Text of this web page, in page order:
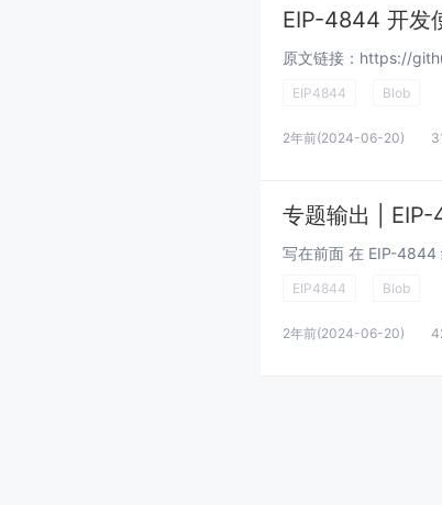
EIP-4844 开发
EIP4844 Blob
2年前(2024-06-20)
专题输出 |
EIP4844 Blob
2年前(2024-06-20)